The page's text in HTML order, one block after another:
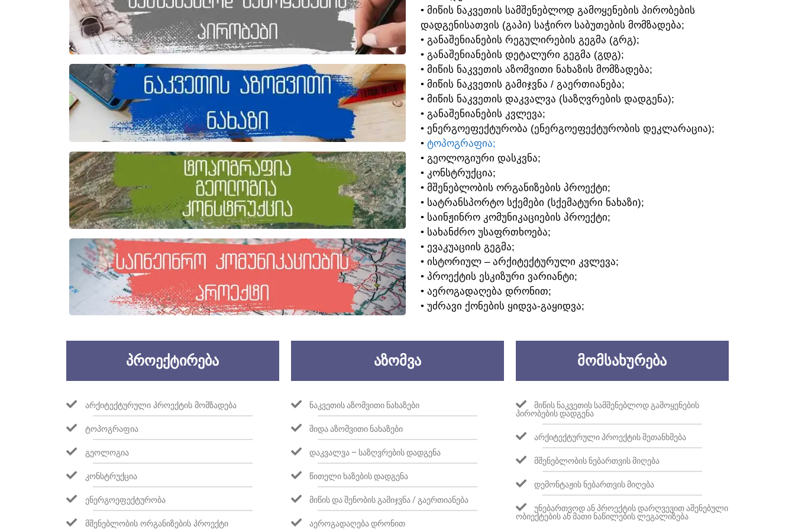
• ᲛᲘᲬᲘᲡ ᲜᲐᲙᲕᲔᲗᲘᲡ ᲡᲐᲛᲨᲔᲜᲔᲑᲚᲝᲓ ᲒᲐᲛᲝᲧᲔᲜᲔᲑᲘᲡ ᲞᲘᲠᲝᲑᲔᲑᲘᲡ
ᲓᲐᲓᲒᲔᲜᲘᲡᲐᲗᲕᲘᲡ (ᲒᲐᲞᲘ) ᲡᲐᲭᲘᲠᲝ ᲡᲐᲑᲣᲗᲔᲑᲘᲡ ᲛᲝᲛᲖᲐᲓᲔᲑᲐ;
• ᲒᲐᲜᲐᲨᲔᲜᲘᲐᲜᲔᲑᲘᲡ ᲠᲔᲒᲣᲚᲘᲠᲔᲑᲘᲡ ᲒᲔᲒᲛᲐ (ᲒᲠᲒ);
• ᲒᲐᲜᲐᲨᲔᲜᲘᲐᲜᲔᲑᲘᲡ ᲓᲔᲢᲐᲚᲣᲠᲘ ᲒᲔᲒᲛᲐ (ᲒᲓᲒ);
• ᲛᲘᲬᲘᲡ ᲜᲐᲙᲕᲔᲗᲘᲡ ᲐᲖᲝᲛᲕᲘᲗᲘ ᲜᲐᲮᲐᲖᲘᲡ ᲛᲝᲛᲖᲐᲓᲔᲑᲐ;
• ᲛᲘᲬᲘᲡ ᲜᲐᲙᲕᲔᲗᲘᲡ ᲒᲐᲛᲘᲯᲕᲜᲐ / ᲒᲐᲔᲠᲗᲘᲐᲜᲔᲑᲐ;
• ᲛᲘᲬᲘᲡ ᲜᲐᲙᲕᲔᲗᲘᲡ ᲓᲐᲙᲕᲐᲚᲕᲐ (ᲡᲐᲖᲦᲕᲠᲔᲑᲘᲡ ᲓᲐᲓᲒᲔᲜᲐ);
• ᲒᲐᲜᲐᲨᲔᲜᲘᲐᲜᲔᲑᲘᲡ ᲙᲕᲚᲔᲕᲐ;
• ᲔᲜᲔᲠᲒᲝᲔᲤᲔᲥᲢᲣᲠᲝᲑᲐ (ᲔᲜᲔᲠᲒᲝᲔᲤᲔᲥᲢᲣᲠᲝᲑᲘᲡ ᲓᲔᲙᲚᲐᲠᲐᲪᲘᲐ);
• ᲢᲝᲞᲝᲒᲠᲐᲤᲘᲐ;
• ᲒᲔᲝᲚᲝᲒᲘᲣᲠᲘ ᲓᲐᲡᲙᲕᲜᲐ;
• ᲙᲝᲜᲡᲢᲠᲣᲥᲪᲘᲐ;
• ᲛᲨᲔᲜᲔᲑᲚᲝᲑᲘᲡ ᲝᲠᲒᲐᲜᲘᲖᲔᲑᲘᲡ ᲞᲠᲝᲔᲥᲢᲘ;
• ᲡᲐᲢᲠᲐᲜᲡᲞᲝᲠᲢᲝ ᲡᲥᲔᲛᲔᲑᲘ (ᲡᲥᲔᲛᲐᲢᲣᲠᲘ ᲜᲐᲮᲐᲖᲘ);
• ᲡᲐᲘᲜᲟᲘᲜᲠᲝ ᲙᲝᲛᲣᲜᲘᲙᲐᲪᲘᲔᲑᲘᲡ ᲞᲠᲝᲔᲥᲢᲘ;
• ᲡᲐᲮᲐᲜᲫᲠᲝ ᲣᲡᲐᲤᲠᲗᲮᲝᲔᲑᲐ;
• ᲔᲕᲐᲙᲣᲐᲪᲘᲘᲡ ᲒᲔᲒᲛᲐ;
• ᲘᲡᲢᲝᲠᲘᲣᲚ – ᲐᲠᲥᲘᲢᲔᲥᲢᲣᲠᲣᲚᲘ ᲙᲕᲚᲔᲕᲐ;
• ᲞᲠᲝᲔᲥᲢᲘᲡ ᲔᲡᲙᲘᲖᲣᲠᲘ ᲕᲐᲠᲘᲐᲜᲢᲘ;
• ᲐᲔᲠᲝᲒᲐᲓᲐᲦᲔᲑᲐ ᲓᲠᲝᲜᲘᲗ;
• ᲣᲫᲠᲐᲕᲘ ᲥᲝᲜᲔᲑᲘᲡ ᲧᲘᲓᲕᲐ-ᲒᲐᲧᲘᲓᲕᲐ;
ᲞᲠᲝᲔᲥᲢᲘᲠᲔᲑᲐ
ᲐᲠᲥᲘᲢᲔᲥᲢᲣᲠᲣᲚᲘ ᲞᲠᲝᲔᲥᲢᲘᲡ ᲛᲝᲛᲖᲐᲓᲔᲑᲐ
ᲢᲝᲞᲝᲒᲠᲐᲤᲘᲐ
ᲒᲔᲝᲚᲝᲒᲘᲐ
ᲙᲝᲜᲡᲢᲠᲣᲥᲪᲘᲐ
ᲔᲜᲔᲠᲒᲝᲔᲤᲔᲥᲢᲣᲠᲝᲑᲐ
ᲛᲨᲔᲜᲔᲑᲚᲝᲑᲘᲡ ᲝᲠᲒᲐᲜᲘᲖᲔᲑᲘᲡ ᲞᲠᲝᲔᲥᲢᲘ
ᲐᲖᲝᲛᲕᲐ
ᲜᲐᲙᲕᲔᲗᲘᲡ ᲐᲖᲝᲛᲕᲘᲗᲘ ᲜᲐᲮᲐᲖᲔᲑᲘ
ᲨᲘᲓᲐ ᲐᲖᲝᲛᲕᲘᲗᲘ ᲜᲐᲮᲐᲖᲔᲑᲘ
ᲓᲐᲙᲕᲐᲚᲕᲐ – ᲡᲐᲖᲦᲕᲠᲔᲑᲘᲡ ᲓᲐᲓᲒᲔᲜᲐ
ᲬᲘᲗᲔᲚᲘ ᲮᲐᲖᲔᲑᲘᲡ ᲓᲐᲓᲒᲔᲜᲐ
ᲛᲘᲬᲘᲡ ᲓᲐ ᲨᲔᲜᲝᲑᲘᲡ ᲒᲐᲛᲘᲯᲕᲜᲐ / ᲒᲐᲔᲠᲗᲘᲐᲜᲔᲑᲐ
ᲐᲔᲠᲝᲒᲐᲓᲐᲦᲔᲑᲐ ᲓᲠᲝᲜᲘᲗ
ᲛᲝᲛᲡᲐᲮᲣᲠᲔᲑᲐ
ᲛᲘᲬᲘᲡ ᲜᲐᲙᲕᲔᲗᲘᲡ ᲡᲐᲛᲨᲔᲜᲔᲑᲚᲝᲓ ᲒᲐᲛᲝᲧᲔᲜᲔᲑᲘᲡ
ᲞᲘᲠᲝᲑᲔᲑᲘᲡ ᲓᲐᲓᲒᲔᲜᲐ
ᲐᲠᲥᲘᲢᲔᲥᲢᲣᲠᲣᲚᲘ ᲞᲠᲝᲔᲥᲢᲘᲡ ᲨᲔᲗᲐᲜᲮᲛᲔᲑᲐ
ᲛᲨᲔᲜᲔᲑᲚᲝᲑᲘᲡ ᲜᲔᲑᲐᲠᲗᲕᲘᲡ ᲛᲘᲦᲔᲑᲐ
ᲓᲔᲛᲝᲜᲢᲐᲟᲘᲡ ᲜᲔᲑᲐᲠᲗᲕᲘᲡ ᲛᲘᲦᲔᲑᲐ
ᲣᲜᲔᲑᲐᲠᲗᲕᲝᲓ ᲐᲜ ᲞᲠᲝᲔᲥᲢᲘᲡ ᲓᲐᲠᲦᲕᲔᲕᲘᲗ ᲐᲨᲔᲜᲔᲑᲣᲚᲘ
ᲝᲑᲘᲔᲥᲢᲔᲑᲘᲡ ᲐᲜ ᲛᲐᲗᲘ ᲜᲐᲬᲘᲚᲔᲑᲘᲡ ᲚᲔᲒᲐᲚᲘᲖᲔᲑᲐ